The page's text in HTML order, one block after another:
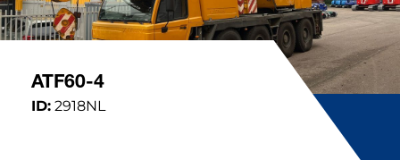
ATF60-4
ID: 2918NL